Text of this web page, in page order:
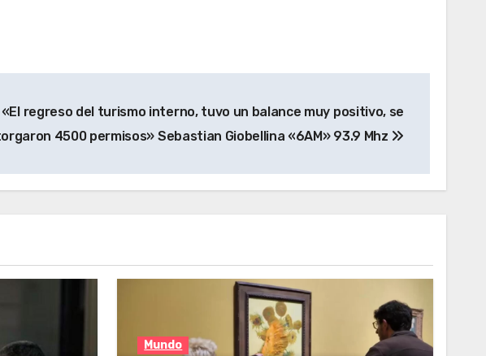
«El regreso del turismo interno, tuvo un balance muy positivo, se
4500 permisos» Sebastian Giobellina «6AM» 93.9 Mhz
Mundo